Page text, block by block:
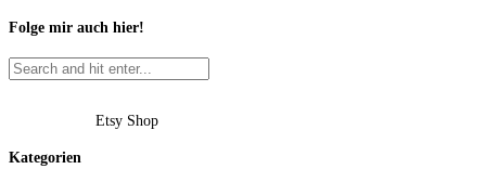
Folge mir auch hier!
Etsy Shop
Kategorien